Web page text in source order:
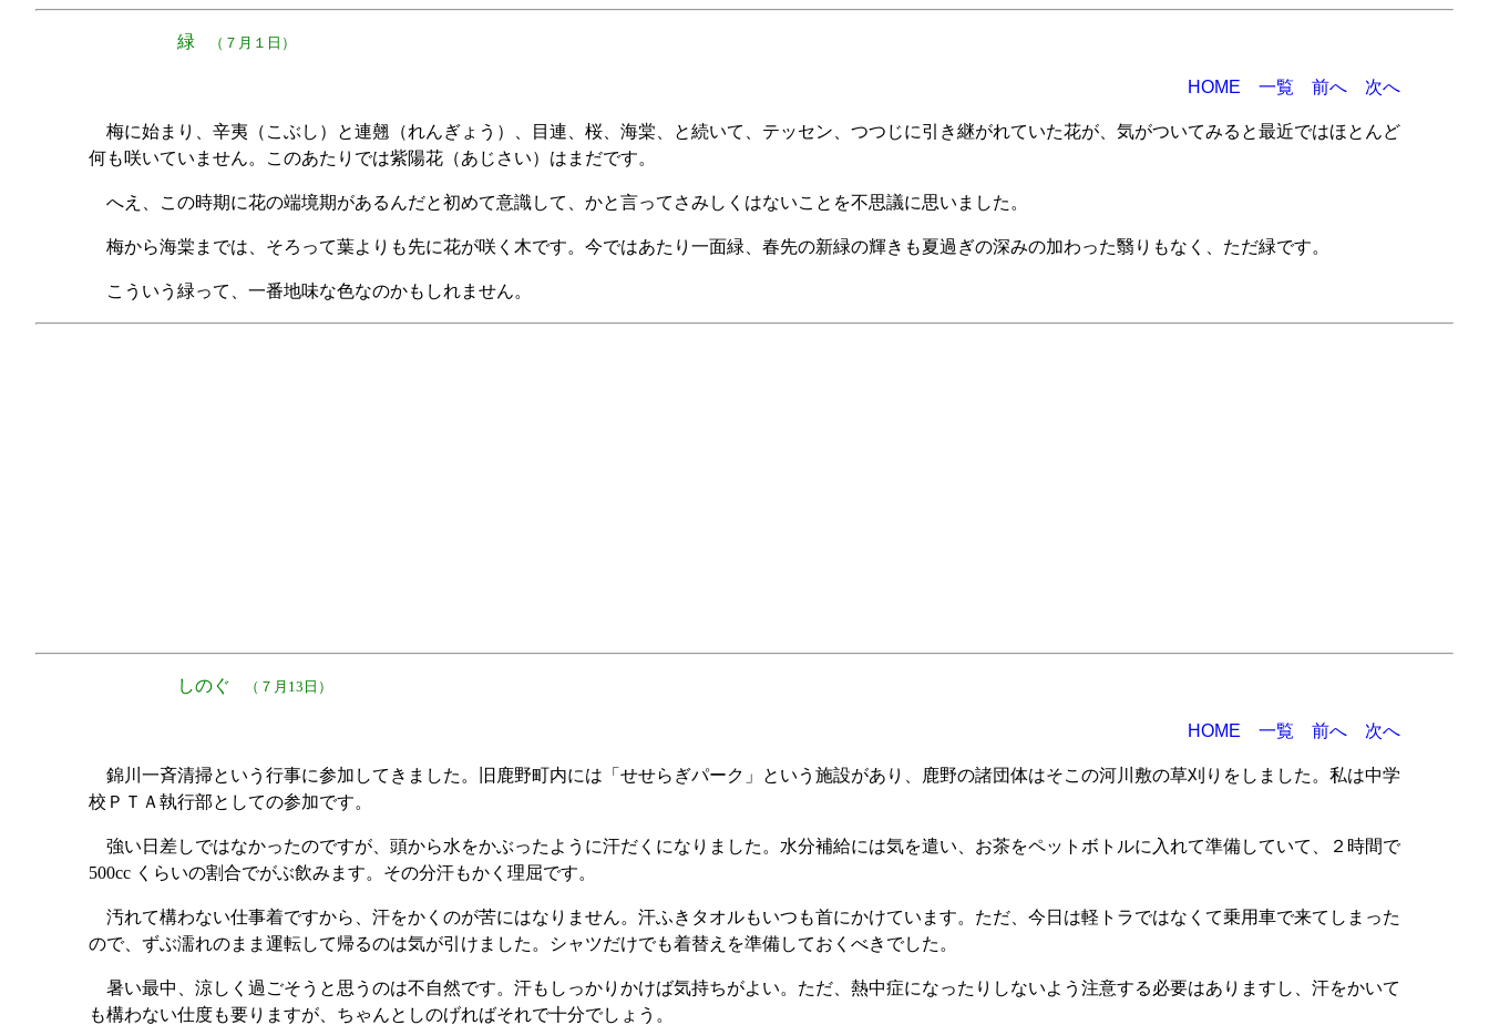
緑 （７月１日）
HOME 一覧 前へ 次へ
梅に始まり、辛夷（こぶし）と連翹（れんぎょう）、目連、桜、海棠、と続いて、テッセン、つつじに引き継がれていた花が、気がついてみると最近ではほとんど
何も咲いていません。このあたりでは紫陽花（あじさい）はまだです。
へえ、この時期に花の端境期があるんだと初めて意識して、かと言ってさみしくはないことを不思議に思いました。
梅から海棠までは、そろって葉よりも先に花が咲く木です。今ではあたり一面緑、春先の新緑の輝きも夏過ぎの深みの加わった翳りもなく、ただ緑です。
こういう緑って、一番地味な色なのかもしれません。
しのぐ （７月13日）
HOME 一覧 前へ 次へ
錦川一斉清掃という行事に参加してきました。旧鹿野町内には「せせらぎパーク」という施設があり、鹿野の諸団体はそこの河川敷の草刈りをしました。私は中学
校ＰＴＡ執行部としての参加です。
強い日差しではなかったのですが、頭から水をかぶったように汗だくになりました。水分補給には気を遣い、お茶をペットボトルに入れて準備していて、２時間で
500cc くらいの割合でがぶ飲みます。その分汗もかく理屈です。
汚れて構わない仕事着ですから、汗をかくのが苦にはなりません。汗ふきタオルもいつも首にかけています。ただ、今日は軽トラではなくて乗用車で来てしまった
ので、ずぶ濡れのまま運転して帰るのは気が引けました。シャツだけでも着替えを準備しておくべきでした。
暑い最中、涼しく過ごそうと思うのは不自然です。汗もしっかりかけば気持ちがよい。ただ、熱中症になったりしないよう注意する必要はありますし、汗をかいて
も構わない仕度も要りますが、ちゃんとしのげればそれで十分でしょう。